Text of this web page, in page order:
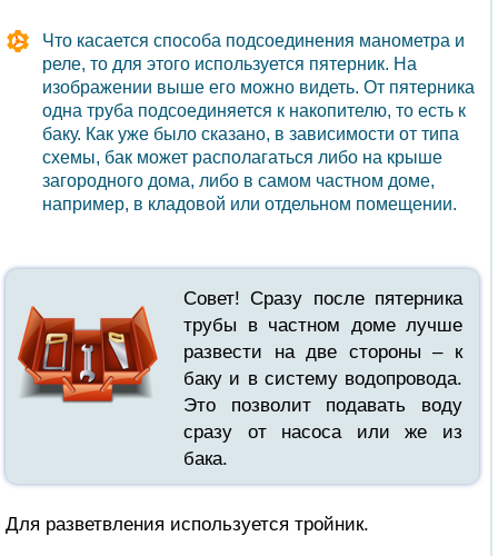
Что касается способа подсоединения манометра и
реле, то для этого используется пятерник. На
изображении выше его можно видеть. От пятерника
одна труба подсоединяется к накопителю, то есть к
баку. Как уже было сказано, в зависимости от типа
схемы, бак может располагаться либо на крыше
загородного дома, либо в самом частном доме,
например, в кладовой или отдельном помещении.
Совет! Сразу после пятерника
трубы в частном доме лучше
развести на две стороны – к
баку и в систему водопровода.
Это позволит подавать воду
сразу от насоса или же из
бака.
Для разветвления используется тройник.